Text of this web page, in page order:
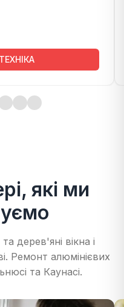
які ми
дерев'яні вікна і
Ремонт алюмінієвих
та Каунасі.